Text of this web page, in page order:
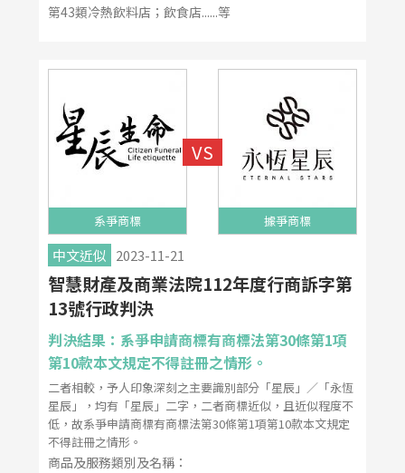
第43類冷熱飲料店；飲食店......等
系爭商標 據爭商標
中文近似 2023-11-21
智慧財產及商業法院112年度行商訴字第
13號行政判決
判決結果：系爭申請商標有商標法第30條第1項
第10款本文規定不得註冊之情形。
二者相較，予人印象深刻之主要識別部分「星辰」∕「永恆
星辰」，均有「星辰」二字，二者商標近似，且近似程度不
低，故系爭申請商標有商標法第30條第1項第10款本文規定
不得註冊之情形。
商品及服務類別及名稱：